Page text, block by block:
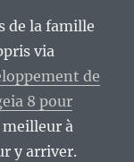
de la famille
via
de
8 pour
meilleur à
y arriver.